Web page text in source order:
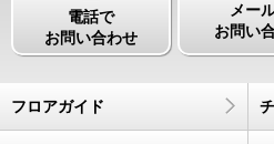
電話で
お問い合わせ
メー
お問い
フロアガイド